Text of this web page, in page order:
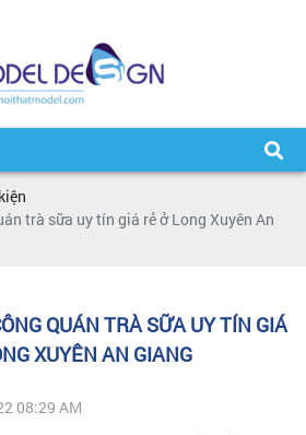
trà sữa uy tín giá rẻ ở Long Xuyên An
QUÁN TRÀ SỮA UY TÍN GIÁ
XUYÊN AN GIANG
08:29 AM